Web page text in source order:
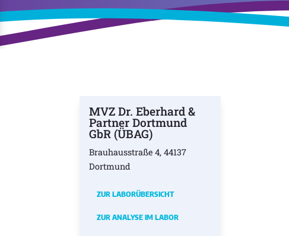
MVZ Dr. Eberhard &
Partner Dortmund
GbR (ÜBAG)
Brauhausstraße 4, 44137
Dortmund
ZUR LABORÜBERSICHT
ZUR ANALYSE IM LABOR